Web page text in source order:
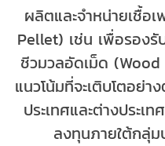
ผลิตและจำหน่ายเชื้อ
Pellet) เช่น เพื่อรองรั
ชีวมวลอัดเม็ด
แนวโน้มที่จะเติบโตอย่า
ประเทศและต่างประเ
ลงทุนภายใต้กลุ่